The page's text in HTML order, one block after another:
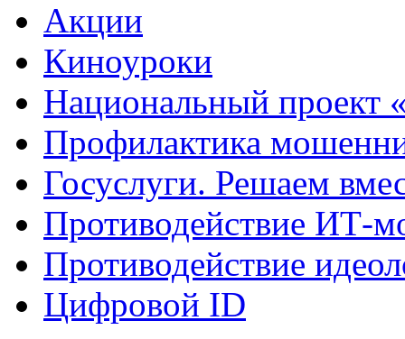
Акции
Киноуроки
Национальный проект
Профилактика
Госуслуги. Решаем
Противодействие ИТ-
Противодействие
Цифровой ID